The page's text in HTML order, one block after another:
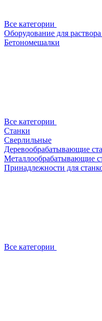
Все категории
Оборудование для
Бетономешалки
Все категории
Станки
Сверлильные
Деревообрабатывающие
Металлообрабатывающие
Принадлежности для
Все категории